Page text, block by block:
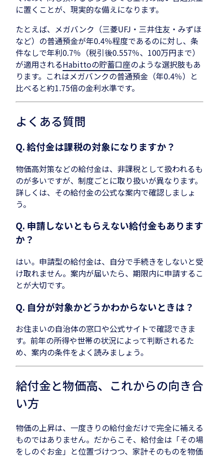
に置くことが、現実的な備えになります。
たとえば、メガバンク（三菱UFJ・三井住友・みずほ
など）の普通預金が年0.4％程度であるのに対し、条
件なしで年利0.7％（税引後0.557％、100万円まで）
が適用されるHabittoの貯蓄口座のような選択肢もあ
ります。これはメガバンクの普通預金（年0.4％）と
比べると約1.75倍の金利水準です。
よくある質問
Q. 給付金は課税の対象になりますか？
物価高対策などの給付金は、非課税として扱われるも
のが多いですが、制度ごとに取り扱いが異なります。
詳しくは、その給付金の公式な案内で確認しましょ
う。
Q. 申請しないともらえない給付金もあります
か？
はい。申請型の給付金は、自分で手続きをしないと受
け取れません。案内が届いたら、期限内に申請するこ
とが大切です。
Q. 自分が対象かどうかわからないときは？
お住まいの自治体の窓口や公式サイトで確認できま
す。前年の所得や世帯の状況によって判断されるた
め、案内の条件をよく読みましょう。
給付金と物価高、これからの向き合
い方
物価の上昇は、一度きりの給付金だけで完全に補える
ものではありません。だからこそ、給付金は「その場
をしのぐお金」と位置づけつつ、家計そのものを物価